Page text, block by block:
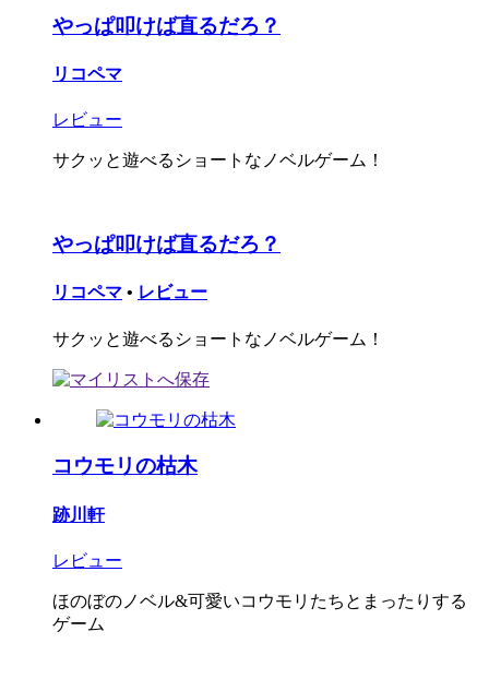
やっぱ叩けば直るだろ？
リコペマ
レビュー
サクッと遊べるショートなノベルゲーム！
やっぱ叩けば直るだろ？
リコペマ • レビュー
サクッと遊べるショートなノベルゲーム！
コウモリの枯木
跡川軒
レビュー
ほのぼのノベル&可愛いコウモリたちとまったりする
ゲーム